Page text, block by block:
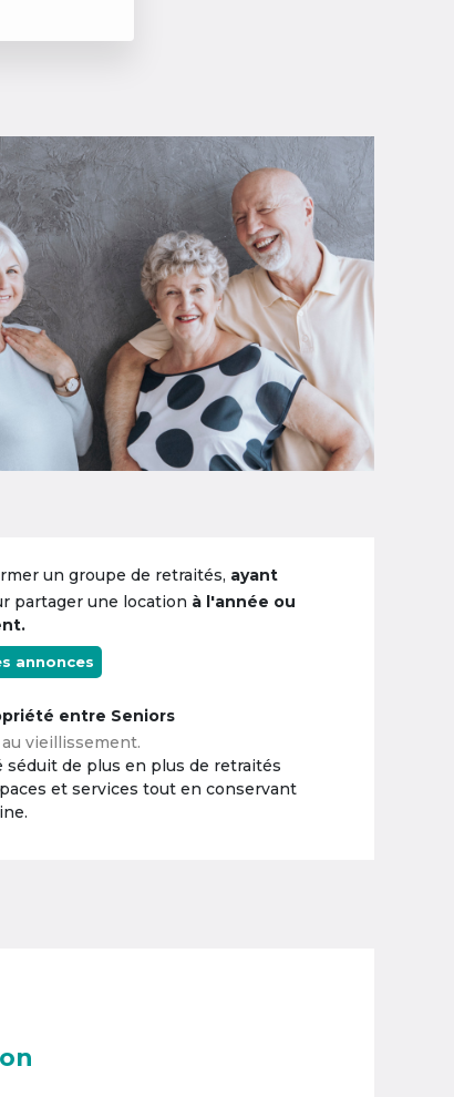
un groupe de retraités, ayant
partager une location à l'année ou
annonces
entre Seniors
vieillissement.
de plus en plus de retraités
et services tout en conservant